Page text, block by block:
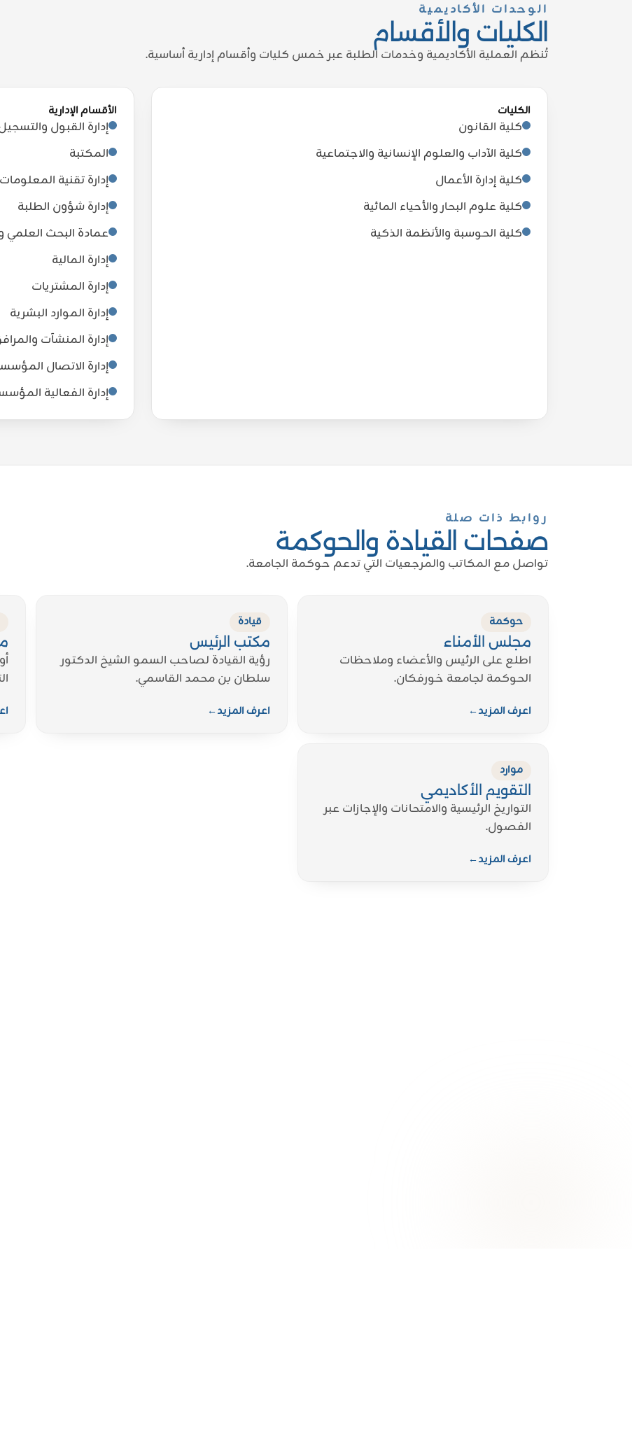
Proud of UAE
فخورين بالإمارات
الوحدات الأكاديمية
الكليات والأقسام
تُنظم العملية الأكاديمية وخدمات الطلبة عبر خمس كليات وأقسام إدارية أساسية.
الكليات
كلية القانون
كلية الآداب والعلوم الإنسانية والاجتماعية
كلية إدارة الأعمال
كلية علوم البحار والأحياء المائية
كلية الحوسبة والأنظمة الذكية
الأقسام الإدارية
إدارة القبول
المكتبة
إدارة تقنية المعلومات
إدارة شؤون الطلبة
عمادة البحث العلمي
إدارة المالية
إدارة المشتريات
إدارة الموارد البشرية
إدارة المنشآت
إدارة الاتصال
إدارة الفعالية
روابط ذات صلة
صفحات القيادة والحوكمة
تواصل مع المكاتب والمرجعيات التي تدعم حوكمة الجامعة.
حوكمة
مجلس الأمناء
اطلع على الرئيس والأعضاء وملاحظات
الحوكمة لجامعة خورفكان.
اعرف المزيد←
قيادة
مكتب الرئيس
رؤية القيادة لصاحب السمو الشيخ الدكتور
سلطان بن محمد القاسمي.
اعرف المزيد←
موارد
التقويم الأكاديمي
التواريخ الرئيسية والامتحانات والإجازات عبر
الفصول.
اعرف المزيد←